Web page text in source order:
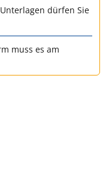
dürfen Sie
muss es am